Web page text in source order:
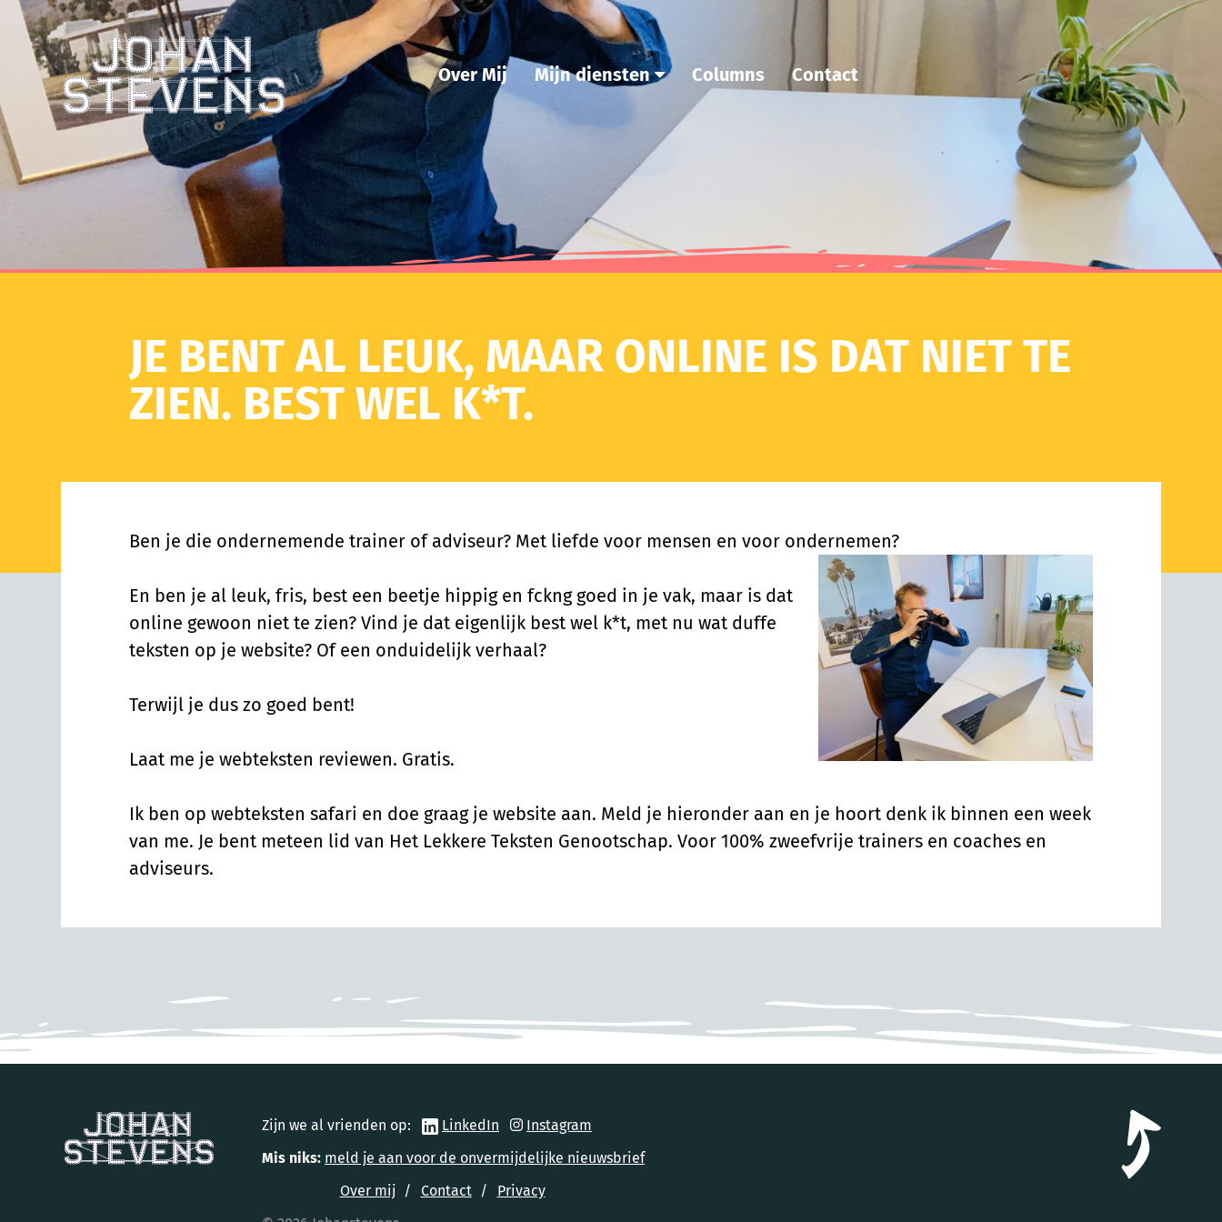
Over Mij Mijn diensten Columns Contact
JE BENT AL LEUK, MAAR ONLINE IS DAT NIET TE
ZIEN. BEST WEL K*T.
Ben je die ondernemende trainer of adviseur? Met liefde voor mensen en voor ondernemen?
En ben je al leuk, fris, best een beetje hippig en fckng goed in je vak, maar is dat
online gewoon niet te zien? Vind je dat eigenlijk best wel k*t, met nu wat duffe
teksten op je website? Of een onduidelijk verhaal?
Terwijl je dus zo goed bent!
Laat me je webteksten reviewen. Gratis.
Ik ben op webteksten safari en doe graag je website aan. Meld je hieronder aan en je hoort denk ik binnen een week
van me. Je bent meteen lid van Het Lekkere Teksten Genootschap. Voor 100% zweefvrije trainers en coaches en
adviseurs.
Zijn we al vrienden op: LinkedIn
Instagram
Mis niks: meld je aan voor de onvermijdelijke nieuwsbrief
Over mij
Contact
Privacy